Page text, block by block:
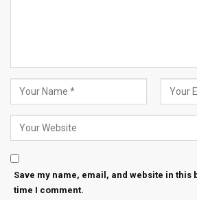
Save my name, email, and website in this
time I comment.